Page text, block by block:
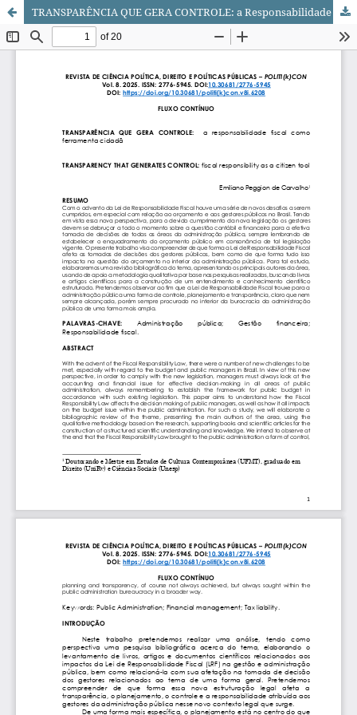
TRANSPARÊNCIA QUE GERA CONTROLE: a Responsabilidade Fiscal como ferramenta cidadã